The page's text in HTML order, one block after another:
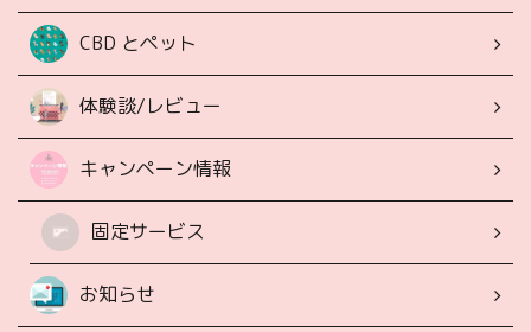
CBD とペット
体験談/レビュー
キャンペーン情報
固定サービス
お知らせ